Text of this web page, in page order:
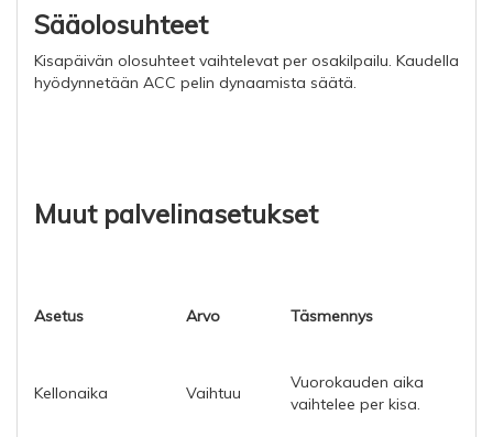
Sääolosuhteet
Kisapäivän olosuhteet vaihtelevat per osakilpailu. Kaudella
hyödynnetään ACC pelin dynaamista säätä.
Muut palvelinasetukset
Asetus Arvo Täsmennys
Kellonaika Vaihtuu
Vuorokauden aika
vaihtelee per kisa.